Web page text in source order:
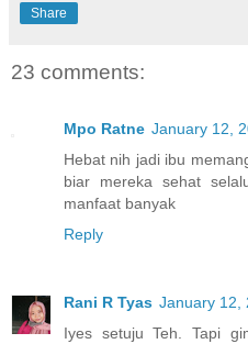
Share
23 comments:
Mpo Ratne January 12,
Hebat nih jadi ibu
biar mereka sehat
manfaat banyak
Reply
Rani R Tyas January 12,
Iyes setuju Teh. Tapi